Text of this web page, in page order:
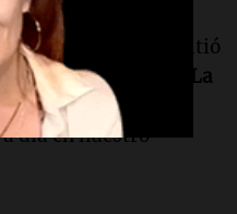
que participó
proyecto les permitió
su comunidad.
"La
conocer lo que
día en nuestro